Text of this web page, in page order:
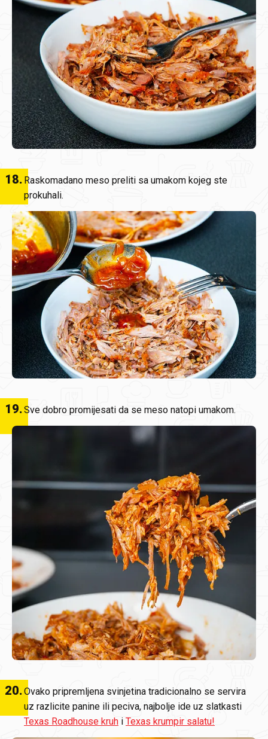
18. Raskomadano meso preliti sa umakom kojeg ste
prokuhali.
19.Sve dobro promijesati da se meso natopi umakom.
20.Ovako pripremljena svinjetina tradicionalno se servira
uz razlicite panine ili peciva, najbolje ide uz slatkasti
Texas Roadhouse kruh i Texas krumpir salatu!